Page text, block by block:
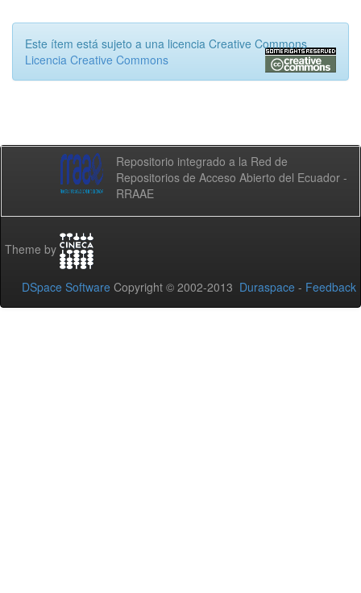
Este ítem está sujeto a una licencia Creative Commons
Licencia Creative Commons
Repositorio integrado a la Red de
Repositorios de Acceso Abierto del Ecuador -
RRAAE
Theme by
DSpace Software Copyright © 2002-2013 Duraspace - Feedback